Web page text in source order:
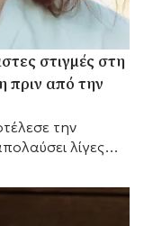
στιγμές στη
πριν από την
την
λίγες